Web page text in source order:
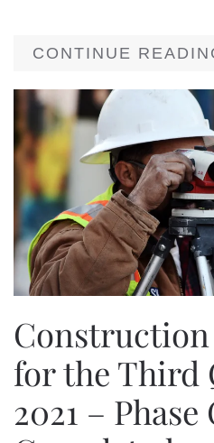
CONTINUE
Construction
for the Third
2021 – Phase